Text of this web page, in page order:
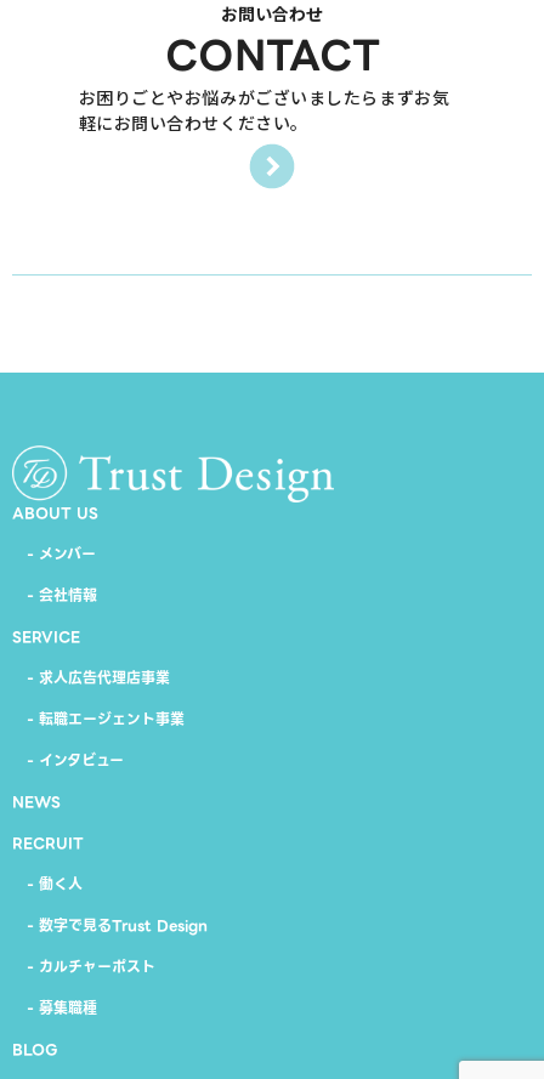
お問い合わせ
CONTACT
お困りごとやお悩みがございましたらまずお気
軽にお問い合わせください。
ABOUT US
- メンバー
- 会社情報
SERVICE
- 求人広告代理店事業
- 転職エージェント事業
- インタビュー
NEWS
RECRUIT
- 働く人
- 数字で見るTrust Design
- カルチャーポスト
- 募集職種
BLOG